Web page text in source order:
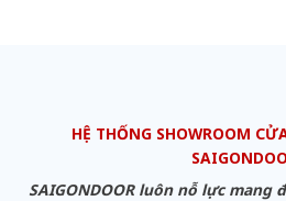
HỆ THỐNG SHOWROOM
SAIGONDOOR luôn nỗ lực mang